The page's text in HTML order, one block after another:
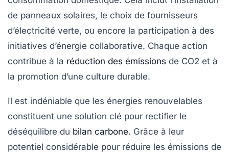
de panneaux solaires, le choix de fournisseurs
d’électricité verte, ou encore la participation à des
initiatives d’énergie collaborative. Chaque action
contribue à la réduction des émissions de CO2 et à
la promotion d’une culture durable.
Il est indéniable que les énergies renouvelables
constituent une solution clé pour rectifier le
déséquilibre du bilan carbone. Grâce à leur
potentiel considérable pour réduire les émissions de